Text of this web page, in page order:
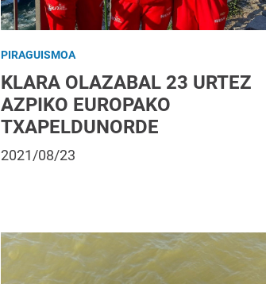
PIRAGUISMOA
KLARA OLAZABAL 23 URTEZ
AZPIKO EUROPAKO
TXAPELDUNORDE
2021/08/23